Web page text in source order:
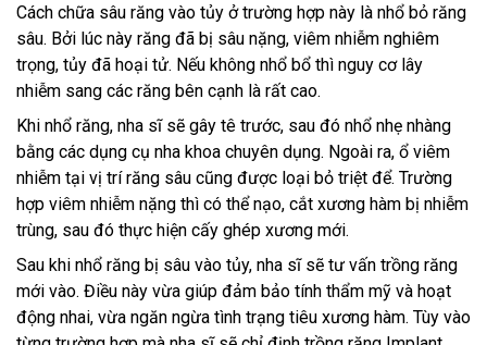
Cách chữa sâu răng vào tủy ở trường hợp này là nhổ bỏ răng
sâu. Bởi lúc này răng đã bị sâu nặng, viêm nhiễm nghiêm
trọng, tủy đã hoại tử. Nếu không nhổ bổ thì nguy cơ lây
nhiễm sang các răng bên cạnh là rất cao.
Khi nhổ răng, nha sĩ sẽ gây tê trước, sau đó nhổ nhẹ nhàng
bằng các dụng cụ nha khoa chuyên dụng. Ngoài ra, ổ viêm
nhiễm tại vị trí răng sâu cũng được loại bỏ triệt để. Trường
hợp viêm nhiễm nặng thì có thể nạo, cắt xương hàm bị nhiễm
trùng, sau đó thực hiện cấy ghép xương mới.
Sau khi nhổ răng bị sâu vào tủy, nha sĩ sẽ tư vấn trồng răng
mới vào. Điều này vừa giúp đảm bảo tính thẩm mỹ và hoạt
động nhai, vừa ngăn ngừa tình trạng tiêu xương hàm. Tùy vào